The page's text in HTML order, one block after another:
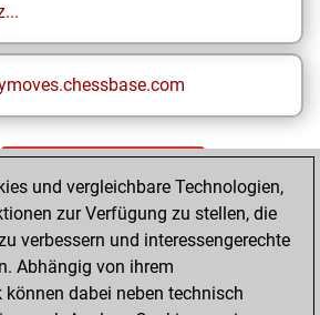
EINZELERGEBNISSE
Latest App
und vergleichbare Technologien,
zur Verfügung zu stellen, die
verbessern und interessengerechte
Abhängig von ihrem
dabei neben technisch